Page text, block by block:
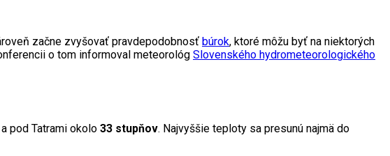
začne zvyšovať pravdepodobnosť búrok, ktoré môžu byť na niektorých
o tom informoval meteorológ Slovenského hydrometeorologického
a pod Tatrami okolo 33 stupňov. Najvyššie teploty sa presunú najmä do